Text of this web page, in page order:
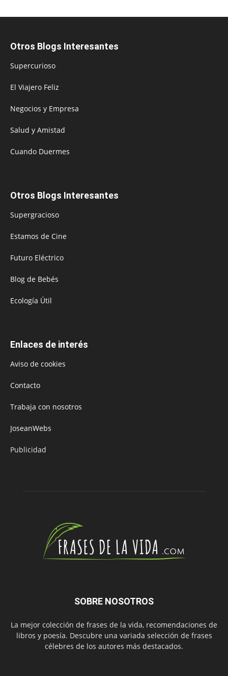
Otros Blogs Interesantes
Supercurioso
El Viajero Feliz
Negocios y Empresa
Salud y Amistad
Cuando Duermes
Otros Blogs Interesantes
Supergracioso
Estamos de Cine
Futuro Eléctrico
Blog de Bebés
Ecología Útil
Enlaces de interés
Aviso de cookies
Contacto
Trabaja con nosotros
JoseanWebs
Publicidad
SOBRE NOSOTROS
La mejor colección de frases de la vida, recomendaciones de
libros y poesía. Descubre una variada selección de frases
célebres de los autores más destacados.